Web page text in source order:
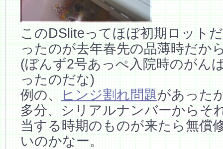
このDSliteってほぼ初期ロット
ったのが去年春先の品薄時だか
(ぼんず2号あっぺ入院時のがん
ったのだな)
例の、
ヒンジ割れ問題があった
多分、シリアルナンバーからそ
当する時期のものが来たら無償
いのかなー。